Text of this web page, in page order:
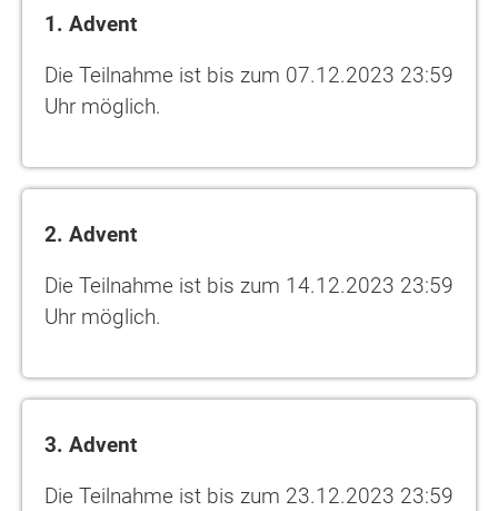
1. Advent
Die Teilnahme ist bis zum 07.12.2023 23:59
Uhr möglich.
2. Advent
Die Teilnahme ist bis zum 14.12.2023 23:59
Uhr möglich.
3. Advent
Die Teilnahme ist bis zum 23.12.2023 23:59